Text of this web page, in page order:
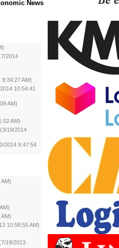
News
2014
9:34:27 AM)
10:54:41
AM)
AM)
(3/19/2014
2014 9:47:54
10:58:55 AM)
19/2013